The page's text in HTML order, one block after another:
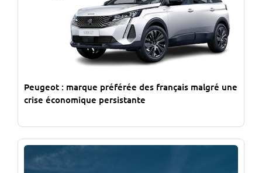
Peugeot : marque préférée des français malgré une
crise économique persistante